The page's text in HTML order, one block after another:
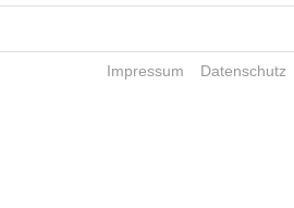
Impressum Datenschutz